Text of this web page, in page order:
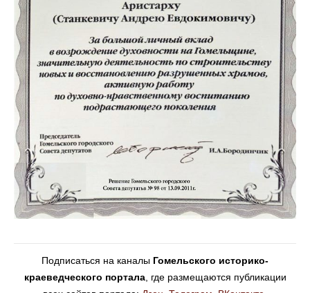
Подписаться на каналы Гомельского историко-
краеведческого портала, где размещаются публикации